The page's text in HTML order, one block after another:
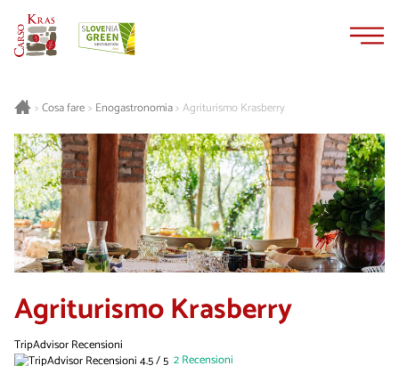
>Cosa fare> Enogastronomia>Agriturismo Krasberry
Agriturismo Krasberry
TripAdvisor Recensioni
2 Recensioni